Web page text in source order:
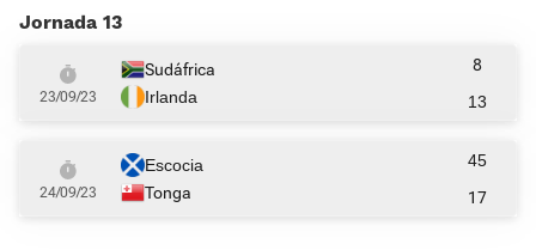
Jornada 13
23/09/23
Sudáfrica
Irlanda
8
13
24/09/23
Escocia
Tonga
45
17